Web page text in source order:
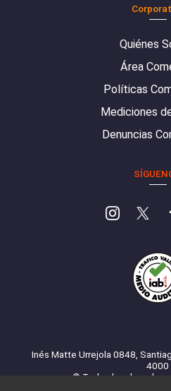
Quiénes
Área
Políticas
Mediciones
Denuncias
Inés Matte Urrejola 0848,
4000
© Todos los derechos